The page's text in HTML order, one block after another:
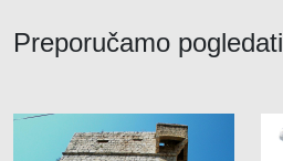
Preporučamo pogledati